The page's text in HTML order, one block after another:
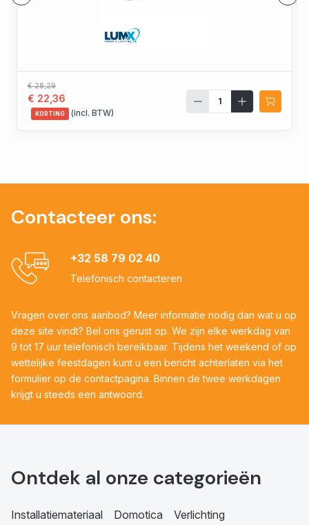
€ 28,29
€ 22,36
KORTING (incl. BTW)
Contacteer ons:
+32 58 79 02 40
Telefonisch contacteren
Vragen over ons aanbod? Meer informatie nodig dan wat u op
deze site vindt? Bel ons gerust op. We zijn elke werkdag van
9 tot 17 uur telefonisch bereikbaar. Tijdens het weekend of op
wettelijke feestdagen kunt u een bericht achterlaten via het
formulier op de contactpagina. Binnen de twee werkdagen
krijgt u steeds een antwoord.
Ontdek al onze categorieën
Installatiemateriaal Domotica Verlichting